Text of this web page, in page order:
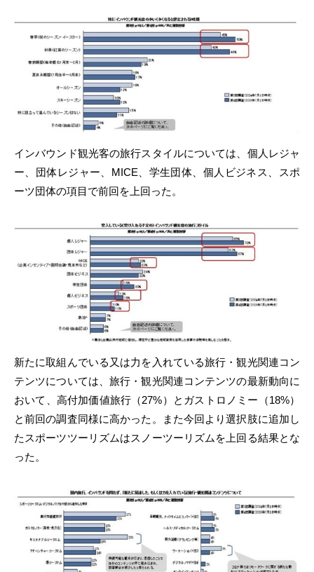
インバウンド観光客の旅行スタイルについては、個人レジャ
ー、団体レジャー、MICE、学生団体、個人ビジネス、スポ
ーツ団体の項目で前回を上回った。
新たに取組んでいる又は力を入れている旅行・観光関連コン
テンツについては、旅行・観光関連コンテンツの最新動向に
おいて、高付加価値旅行（27%）とガストロノミー（18%）
と前回の調査同様に高かった。また今回より選択肢に追加し
たスポーツツーリズムはスノーツーリズムを上回る結果とな
った。